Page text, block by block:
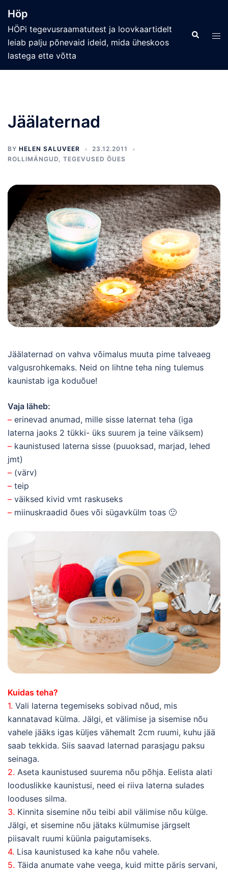
content
Höp
HÖPi tegevusraamatutest ja loovkaartidelt
leiab palju põnevaid ideid, mida üheskoos
lastega ette võtta
Search
Jäälaternad
BY HELEN SALUVEER
23.12.2011
ROLLIMÄNGUD, TEGEVUSED ÕUES
Jäälaternad on vahva võimalus muuta pime talveaeg
valgusrohkemaks. Neid on lihtne teha ning tulemus
kaunistab iga koduõue!
Vaja läheb:
– erinevad anumad, mille sisse laternat teha (iga
laterna jaoks 2 tükki- üks suurem ja teine väiksem)
– kaunistused laterna sisse (puuoksad, marjad, lehed
jmt)
– (värv)
– teip
– väiksed kivid vmt raskuseks
– miinuskraadid õues või sügavkülm toas 🙂
Kuidas teha?
1. Vali laterna tegemiseks sobivad nõud, mis
kannatavad külma. Jälgi, et välimise ja sisemise nõu
vahele jääks igas küljes vähemalt 2cm ruumi, kuhu jää
saab tekkida. Siis saavad laternad parasjagu paksu
seinaga.
2. Aseta kaunistused suurema nõu põhja. Eelista alati
looduslikke kaunistusi, need ei riiva laterna sulades
looduses silma.
3. Kinnita sisemine nõu teibi abil välimise nõu külge.
Jälgi, et sisemine nõu jätaks külmumise järgselt
piisavalt ruumi küünla paigutamiseks.
4. Lisa kaunistused ka kahe nõu vahele.
5. Täida anumate vahe veega, kuid mitte päris servani,